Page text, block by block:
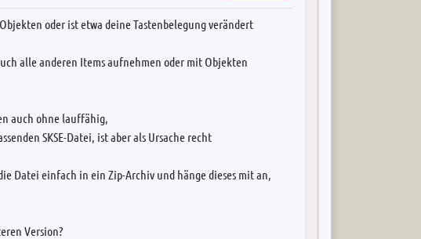
oder ist etwa deine Tastenbelegung verändert
alle anderen Items aufnehmen oder mit Objekten
auch ohne lauffähig,
SKSE-Datei, ist aber als Ursache recht
Datei einfach in ein Zip-Archiv und hänge dieses mit an,
Version?